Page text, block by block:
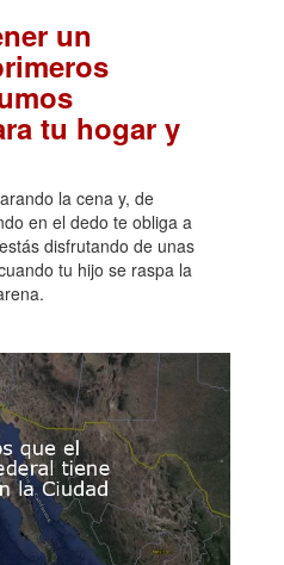
un
tu hogar y
la cena y, de
en el dedo te obliga a
disfrutando de unas
tu hijo se raspa la